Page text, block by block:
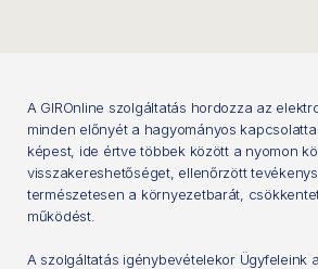
A GIROnline szolgáltatás hordozza az
minden előnyét a hagyományos
képest, ide értve többek között a nyomon
visszakereshetőséget, ellenőrzött
természetesen a környezetbarát,
működést.
A szolgáltatás igénybevételekor Ügyfeleink